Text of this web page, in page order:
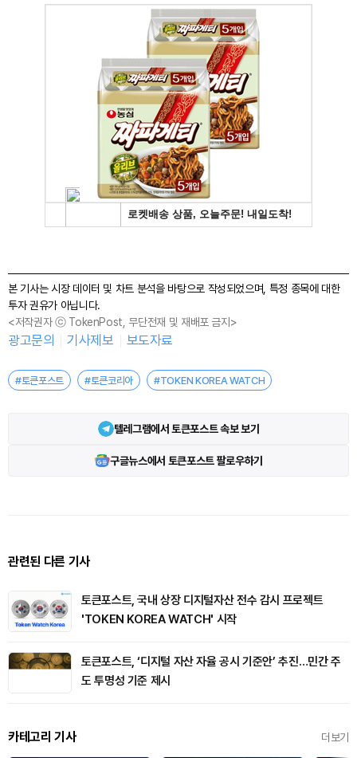
본 기사는 시장 데이터 및 차트 분석을 바탕으로 작성되었으며, 특정 종목에 대한
투자 권유가 아닙니다.
<저작권자 ⓒ TokenPost, 무단전재 및 재배포 금지>
광고문의 기사제보 보도자료
#토큰포스트 #토큰코리아 #TOKEN KOREA WATCH
텔레그램에서 토큰포스트 속보 보기
구글뉴스에서 토큰포스트 팔로우하기
관련된 다른 기사
토큰포스트, 국내 상장 디지털자산 전수 감시 프로젝트
'TOKEN KOREA WATCH' 시작
토큰포스트, ‘디지털 자산 자율 공시 기준안’ 추진…민간 주
도 투명성 기준 제시
카테고리 기사 더보기